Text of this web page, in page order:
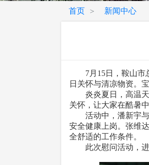
首页 > 新闻中心
7月15日，鞍山市总
日关怀与清凉物资。
炎炎夏日，高温天
关怀，让大家在酷暑
活动中，潘新宇与
安全健康上岗。张维
全舒适的工作条件。
此次慰问活动，进